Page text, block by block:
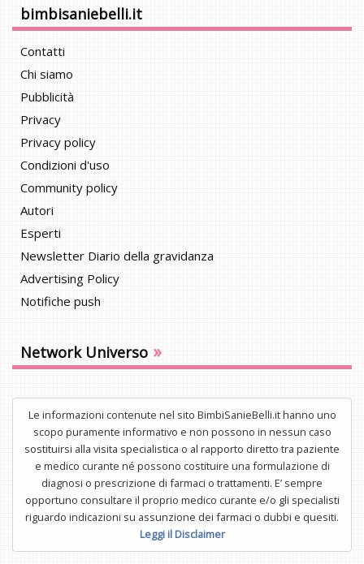
bimbisaniebelli.it
Contatti
Chi siamo
Pubblicità
Privacy
Privacy policy
Condizioni d'uso
Community policy
Autori
Esperti
Newsletter Diario della gravidanza
Advertising Policy
Notifiche push
Network Universo »
Le informazioni contenute nel sito BimbiSanieBelli.it hanno uno
scopo puramente informativo e non possono in nessun caso
sostituirsi alla visita specialistica o al rapporto diretto tra paziente
e medico curante né possono costituire una formulazione di
diagnosi o prescrizione di farmaci o trattamenti. E’ sempre
opportuno consultare il proprio medico curante e/o gli specialisti
riguardo indicazioni su assunzione dei farmaci o dubbi e quesiti.
Leggi il Disclaimer